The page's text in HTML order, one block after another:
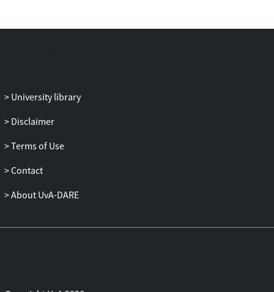
University library
Disclaimer
Terms of Use
Contact
About UvA-DARE